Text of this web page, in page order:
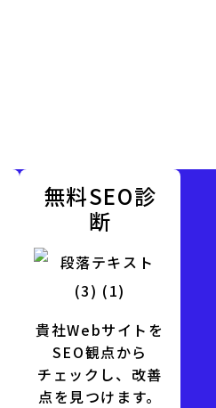
無料SEO診
断
貴社Webサイトを
SEO観点から
チェックし、改善
点を見つけます。